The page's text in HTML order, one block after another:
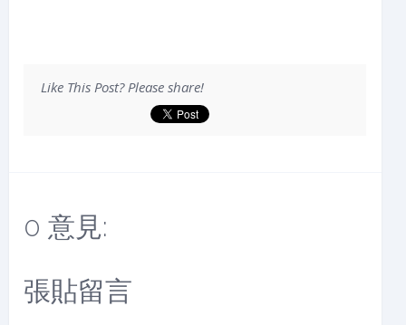
Like This Post? Please share!
0 意見:
張貼留言